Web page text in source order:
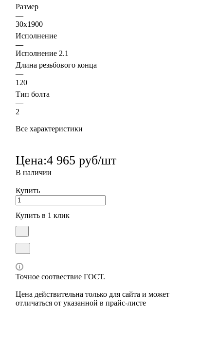
Размер
—
30х1900
Исполнение
—
Исполнение 2.1
Длина резьбового конца
—
120
Тип болта
—
2
Все характеристики
Цена:4 965 руб/шт
В наличии
Купить
Купить в 1 клик
Точное соотвествие ГОСТ.
Цена действительна только для сайта и может
отличаться от указанной в прайс-листе